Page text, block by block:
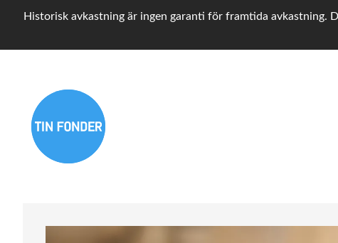
Historisk avkastning är ingen garanti för framtida avkastning.